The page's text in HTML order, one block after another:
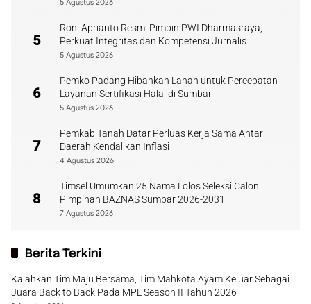
5 Agustus 2026
5
Roni Aprianto Resmi Pimpin PWI Dharmasraya,
Perkuat Integritas dan Kompetensi Jurnalis
5 Agustus 2026
6
Pemko Padang Hibahkan Lahan untuk Percepatan
Layanan Sertifikasi Halal di Sumbar
5 Agustus 2026
7
Pemkab Tanah Datar Perluas Kerja Sama Antar
Daerah Kendalikan Inflasi
4 Agustus 2026
8
Timsel Umumkan 25 Nama Lolos Seleksi Calon
Pimpinan BAZNAS Sumbar 2026-2031
7 Agustus 2026
Berita Terkini
Kalahkan Tim Maju Bersama, Tim Mahkota Ayam Keluar Sebagai
Juara Back to Back Pada MPL Season II Tahun 2026